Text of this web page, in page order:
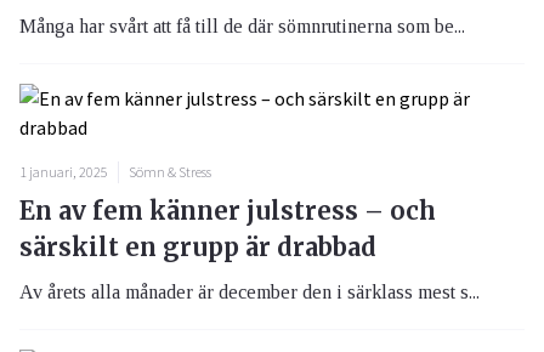
Många har svårt att få till de där sömnrutinerna som be...
1 januari, 2025 Sömn & Stress
En av fem känner julstress – och
särskilt en grupp är drabbad
Av årets alla månader är december den i särklass mest s...